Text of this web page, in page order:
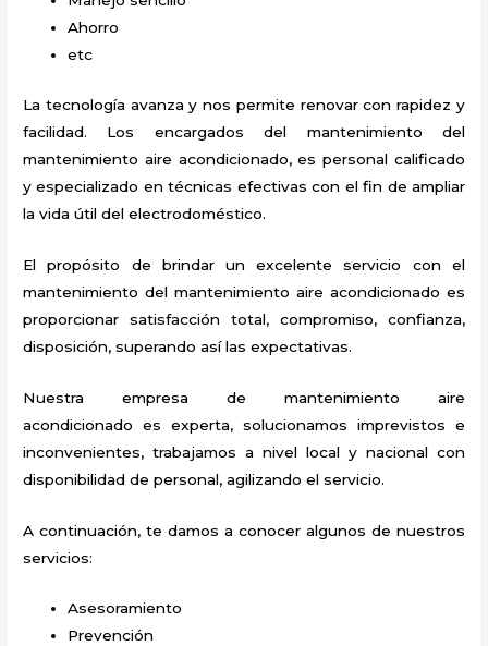
Ahorro
etc
La tecnología avanza y nos permite renovar con rapidez y
facilidad. Los encargados del mantenimiento del
mantenimiento aire acondicionado, es personal calificado
y especializado en técnicas efectivas con el fin de ampliar
la vida útil del electrodoméstico.
El propósito de brindar un excelente servicio con el
mantenimiento del mantenimiento aire acondicionado es
proporcionar satisfacción total, compromiso, confianza,
disposición, superando así las expectativas.
Nuestra empresa de mantenimiento aire
acondicionado es experta, solucionamos imprevistos e
inconvenientes, trabajamos a nivel local y nacional con
disponibilidad de personal, agilizando el servicio.
A continuación, te damos a conocer algunos de nuestros
servicios:
Asesoramiento
Prevención